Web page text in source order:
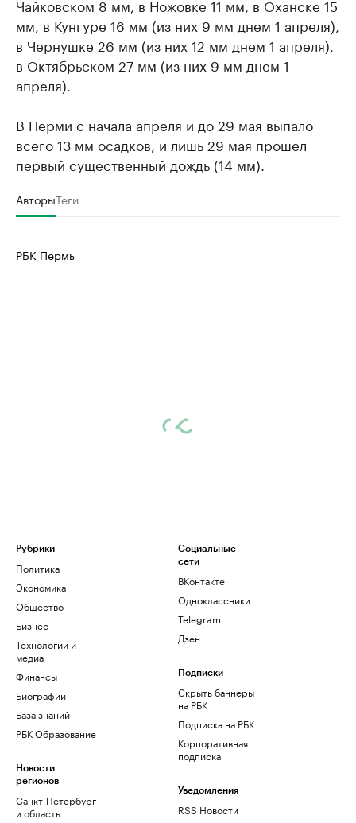
Чайковском 8 мм, в Ножовке 11 мм, в Оханске 15
мм, в Кунгуре 16 мм (из них 9 мм днем 1 апреля),
в Чернушке 26 мм (из них 12 мм днем 1 апреля),
в Октябрьском 27 мм (из них 9 мм днем 1
апреля).
В Перми с начала апреля и до 29 мая выпало
всего 13 мм осадков, и лишь 29 мая прошел
первый существенный дождь (14 мм).
АвторыТеги
РБК Пермь
Рубрики
Политика
Экономика
Общество
Бизнес
Технологии и
медиа
Финансы
Биографии
База знаний
РБК Образование
Новости
регионов
Санкт-Петербург
и область
Социальные
сети
ВКонтакте
Одноклассники
Telegram
Дзен
Подписки
Скрыть баннеры
на РБК
Подписка на РБК
Корпоративная
подписка
Уведомления
RSS Новости